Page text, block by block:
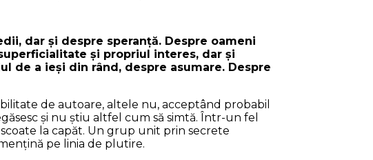
dar şi despre speranţă. Despre oameni
şi propriul interes, dar şi
de a ieşi din rând, despre asumare. Despre
de autoare, altele nu, acceptând probabil
şi nu ştiu altfel cum să simtă. Într-un fel
la capăt. Un grup unit prin secrete
pe linia de plutire.